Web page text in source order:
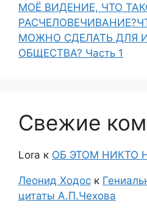
МОЁ ВИДЕНИЕ, ЧТО
МОЖНО СДЕЛАТЬ ДЛЯ
ОБЩЕСТВА? Часть 1
Свежие
Lora к ОБ ЭТОМ НИКТО
Леонид Ходос к
цитаты А.П.Чехова